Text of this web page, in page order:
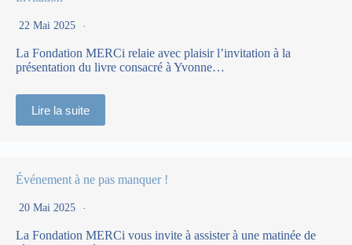
22 Mai 2025
La Fondation MERCi relaie avec plaisir l’invitation à la
présentation du livre consacré à Yvonne…
Lire la suite
Événement à ne pas manquer !
20 Mai 2025
La Fondation MERCi vous invite à assister à une matinée de